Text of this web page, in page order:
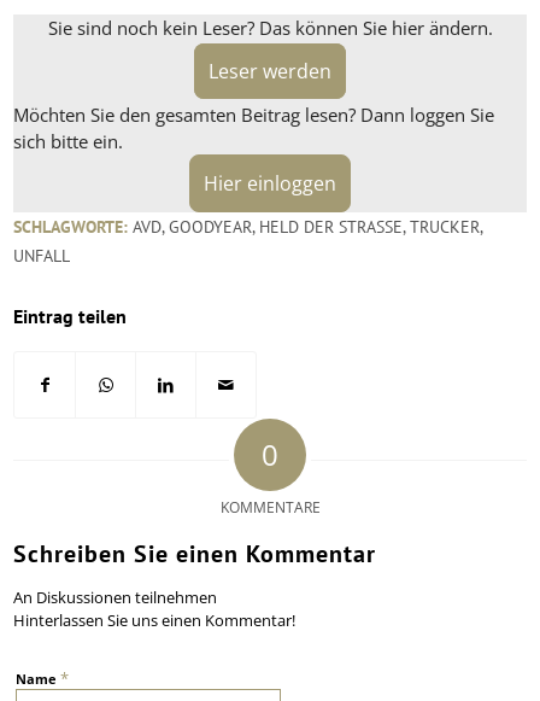
Sie sind noch kein Leser? Das können Sie hier ändern.
Leser werden
Möchten Sie den gesamten Beitrag lesen? Dann loggen Sie
sich bitte ein.
Hier einloggen
SCHLAGWORTE: AVD,GOODYEAR, HELD DER STRASSE ,TRUCKER,
UNFALL
Eintrag teilen
0
KOMMENTARE
Schreiben Sie einen Kommentar
An Diskussionen teilnehmen
Hinterlassen Sie uns einen Kommentar!
Name*